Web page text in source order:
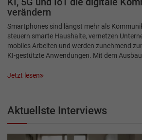
KI, 5G und IoT die digitale
verändern
Smartphones sind längst mehr als
steuern smarte Haushalte, vernetzen
mobiles Arbeiten und werden zunehmend
KI-gestützte Anwendungen. Mit dem
Jetzt lesen
Aktuellste Interviews